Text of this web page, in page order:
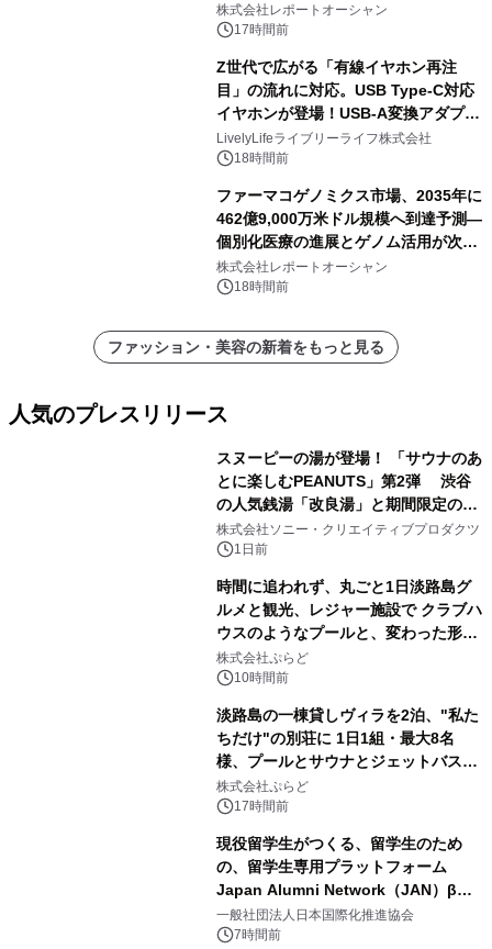
株式会社レポートオーシャン
17時間前
Z世代で広がる「有線イヤホン再注
目」の流れに対応。USB Type-C対応
イヤホンが登場！USB-A変換アダプタ
ー付きでスマホからパソコンまで幅広
く活用可能
LivelyLifeライブリーライフ株式会社
18時間前
ファーマコゲノミクス市場、2035年に
462億9,000万米ドル規模へ到達予測―
個別化医療の進展とゲノム活用が次世
代ヘルスケア投資を加速
株式会社レポートオーシャン
18時間前
ファッション・美容の新着をもっと見る
人気のプレスリリース
スヌーピーの湯が登場！ 「サウナのあ
とに楽しむPEANUTS」第2弾 渋谷
の人気銭湯「改良湯」と期間限定のコ
ラボレーション サウナイキタイコラ
ボグッズも発売決定！
株式会社ソニー・クリエイティブプロダクツ
1日前
時間に追われず、丸ごと1日淡路島グ
ルメと観光、レジャー施設で クラブハ
ウスのようなプールと、変わった形の
サウナも 「THE BOXY AWAJI」のお
得な素泊まり連泊プランで
株式会社ぷらど
10時間前
淡路島の一棟貸しヴィラを2泊、"私た
ちだけ"の別荘に 1日1組・最大8名
様、プールとサウナとジェットバス付
きで Villa Mon Temps AWAJIの連泊
素泊りプラン
株式会社ぷらど
17時間前
現役留学生がつくる、留学生のため
の、留学生専用プラットフォーム
Japan Alumni Network（JAN）β版
をリリース
一般社団法人日本国際化推進協会
7時間前